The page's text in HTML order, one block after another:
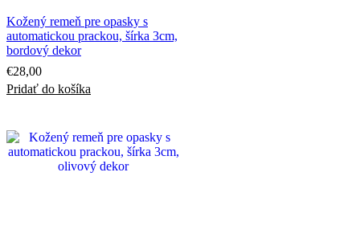
Kožený remeň pre opasky s
automatickou prackou, šírka 3cm,
bordový dekor
€28,00
Pridať do košíka